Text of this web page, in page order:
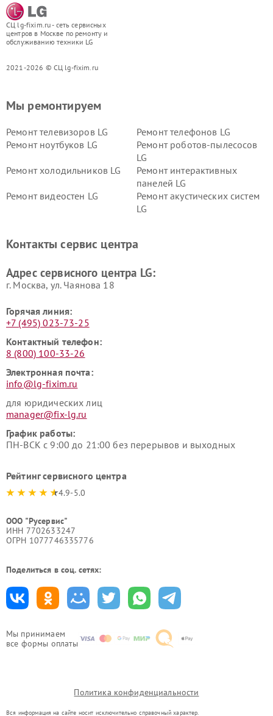
СЦ lg-fixim.ru - сеть сервисных
центров в Москве по ремонту и
обслуживанию техники LG
2021-2026 © СЦ lg-fixim.ru
Мы принимаем
все формы оплаты
Мы ремонтируем
Ремонт телевизоров LG
Ремонт телефонов LG
Ремонт ноутбуков LG
Ремонт роботов-пылесосов
LG
Ремонт холодильников LG
Ремонт интерактивных
панелей LG
Ремонт видеостен LG
Ремонт акустических систем
LG
Ремонт морозильных камер
Ремонт вертикальных
Контакты сервис центра
Адрес сервисного центра LG:
г. Москва, ул. Чаянова 18
Горячая линия:
+7 (495) 023-73-25
Контактный телефон:
8 (800) 100-33-26
Электронная почта:
info@lg-fixim.ru
для юридических лиц
manager@fix-lg.ru
График работы:
ПН-ВСК с 9:00 до 21:00 без перерывов и выходных
Рейтинг сервисного центра
4.9-5.0
ООО "Русервис"
ИНН 7702633247
ОГРН 1077746335776
Поделиться в соц. сетях:
Политика конфиденциальности
Вся информация на сайте носит исключительно справочный характер.